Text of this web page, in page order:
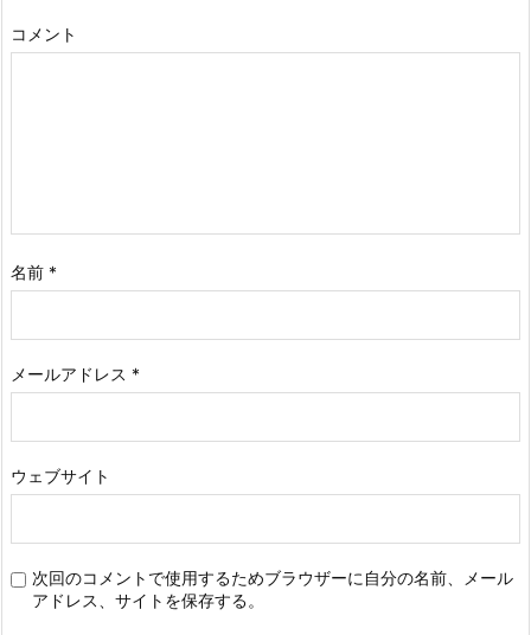
コメント
名前 *
メールアドレス *
ウェブサイト
次回のコメントで使用するためブラウザーに自分の名前、メール
アドレス、サイトを保存する。